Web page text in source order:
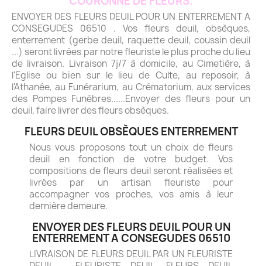
ENVOYER DES FLEURS DEUIL POUR UN ENTERREMENT A
CONSEGUDES 06510 . Vos fleurs deuil, obsèques,
enterrement (gerbe deuil, raquette deuil, coussin deuil
...) seront livrées par notre fleuriste le plus proche du lieu
de livraison. Livraison 7j/7 à domicile, au Cimetière, à
l'Eglise ou bien sur le lieu de Culte, au reposoir, à
l'Athanée, au Funérarium, au Crématorium, aux services
des Pompes Funèbres......Envoyer des fleurs pour un
deuil, faire livrer des fleurs obsèques.
FLEURS DEUIL OBSÈQUES ENTERREMENT
Nous vous proposons tout un choix de fleurs
deuil en fonction de votre budget. Vos
compositions de fleurs deuil seront réalisées et
livrées par un artisan fleuriste pour
accompagner vos proches, vos amis à leur
dernière demeure.
ENVOYER DES FLEURS DEUIL POUR UN
ENTERREMENT A CONSEGUDES 06510
LIVRAISON DE FLEURS DEUIL PAR UN FLEURISTE